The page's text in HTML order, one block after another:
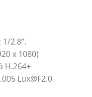
2.8”.
x 1080)
H.264+
Lux@F2.0